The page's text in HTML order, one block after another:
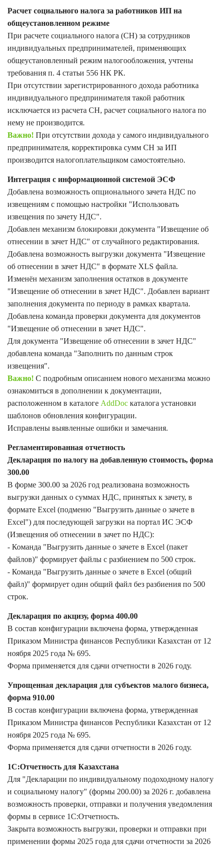
Расчет социального налога за работников ИП на
общеустановленном режиме
При расчете социального налога (СН) за сотрудников
индивидуальных предпринимателей, применяющих
общеустановленный режим налогообложения, учтены
требования п. 4 статьи 556 НК РК.
При отсутствии зарегистрированного дохода работника
индивидуального предпринимателя такой работник
исключается из расчета СН, расчет социального налога по
нему не производится.
Важно! При отсутствии дохода у самого индивидуального
предпринимателя, корректировка сумм СН за ИП
производится налогоплательщиком самостоятельно.
Интеграция с информационной системой ЭСФ
Добавлена возможность опционального зачета НДС по
извещениям с помощью настройки "Использовать
извещения по зачету НДС".
Добавлен механизм блокировки документа "Извещение об
отнесении в зачет НДС" от случайного редактирования.
Добавлена возможность выгрузки документа "Извещение
об отнесении в зачет НДС" в формате XLS файла.
Изменён механизм заполнения остатков в документе
"Извещение об отнесении в зачет НДС". Добавлен вариант
заполнения документа по периоду в рамках квартала.
Добавлена команда проверки документа для документов
"Извещение об отнесении в зачет НДС".
Для документа "Извещение об отнесении в зачет НДС"
добавлена команда "Заполнить по данным строк
извещения".
Важно! С подробным описанием нового механизма можно
ознакомиться в дополнении к документации,
расположенном в каталоге AddDoc каталога установки
шаблонов обновления конфигурации.
Исправлены выявленные ошибки и замечания.
Регламентированная отчетность
Декларация по налогу на добавленную стоимость, форма
300.00
В форме 300.00 за 2026 год реализована возможность
выгрузки данных о суммах НДС, принятых к зачету, в
формате Excel (подменю "Выгрузить данные о зачете в
Excel") для последующей загрузки на портал ИС ЭСФ
(Извещения об отнесении в зачет по НДС):
- Команда "Выгрузить данные о зачете в Excel (пакет
файлов)" формирует файлы с разбиением по 500 строк.
- Команда "Выгрузить данные о зачете в Excel (общий
файл)" формирует один общий файл без разбиения по 500
строк.
Декларация по акцизу, форма 400.00
В состав конфигурации включена форма, утвержденная
Приказом Министра финансов Республики Казахстан от 12
ноября 2025 года № 695.
Форма применяется для сдачи отчетности в 2026 году.
Упрощенная декларация для субъектов малого бизнеса,
форма 910.00
В состав конфигурации включена форма, утвержденная
Приказом Министра финансов Республики Казахстан от 12
ноября 2025 года № 695.
Форма применяется для сдачи отчетности в 2026 году.
1С:Отчетность для Казахстана
Для "Декларации по индивидуальному подоходному налогу
и социальному налогу" (формы 200.00) за 2026 г. добавлена
возможность проверки, отправки и получения уведомления
формы в сервисе 1С:Отчетность.
Закрыта возможность выгрузки, проверки и отправки при
применении формы 2025 года для сдачи отчетности за 2026